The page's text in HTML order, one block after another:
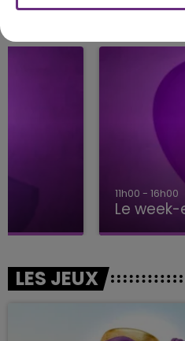
Le week-end
LES JEUX